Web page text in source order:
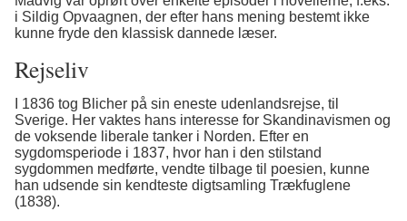
i Sildig Opvaagnen, der efter hans mening bestemt ikke
kunne fryde den klassisk dannede læser.
Rejseliv
I 1836 tog Blicher på sin eneste udenlandsrejse, til
Sverige. Her vaktes hans interesse for Skandinavismen og
de voksende liberale tanker i Norden. Efter en
sygdomsperiode i 1837, hvor han i den stilstand
sygdommen medførte, vendte tilbage til poesien, kunne
han udsende sin kendteste digtsamling Trækfuglene
(1838).